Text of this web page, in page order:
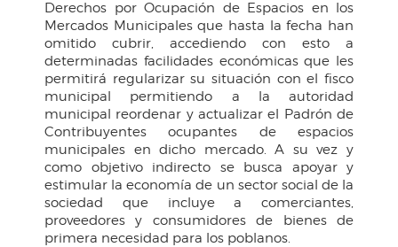
Derechos por Ocupación de Espacios en los
Mercados Municipales que hasta la fecha han
omitido cubrir, accediendo con esto a
determinadas facilidades económicas que les
permitirá regularizar su situación con el fisco
municipal permitiendo a la autoridad
municipal reordenar y actualizar el Padrón de
Contribuyentes ocupantes de espacios
municipales en dicho mercado. A su vez y
como objetivo indirecto se busca apoyar y
estimular la economía de un sector social de la
sociedad que incluye a comerciantes,
proveedores y consumidores de bienes de
primera necesidad para los poblanos.